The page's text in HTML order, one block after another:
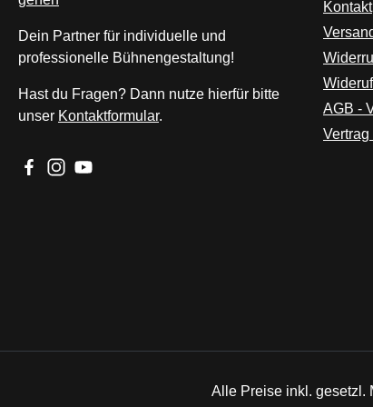
Dein Partner für individuelle und
professionelle Bühnengestaltung!
Hast du Fragen? Dann nutze hierfür bitte
unser Kontaktformular.
Besuche uns auf Facebook – öffnet in neuem Tab
Schau auf Instagram vorbei – öffnet in neuem Tab
Sieh dir unsere Videos auf YouTube an –
Kontakt
AGB -
Alle Preise inkl. gesetzl.